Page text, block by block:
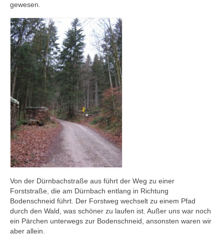
gewesen.
Von der Dürnbachstraße aus führt der Weg zu einer
Forststraße, die am Dürnbach entlang in Richtung
Bodenschneid führt. Der Forstweg wechselt zu einem Pfad
durch den Wald, was schöner zu laufen ist. Außer uns war noch
ein Pärchen unterwegs zur Bodenschneid, ansonsten waren wir
aber allein.